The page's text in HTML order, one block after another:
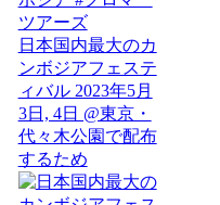
日本国内最大のカ
ンボジアフェステ
ィバル 2023年5月
3日, 4日 @東京・
代々木公園で配布
するため